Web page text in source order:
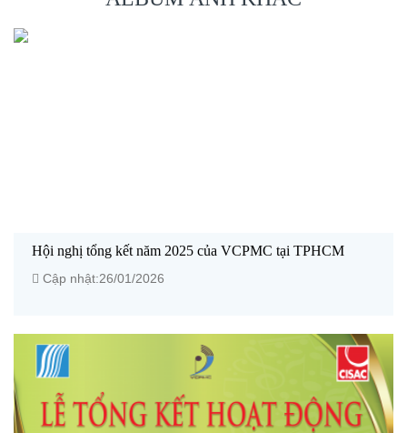
Hội nghị tổng kết năm 2025 của VCPMC tại TPHCM
Cập nhật:26/01/2026